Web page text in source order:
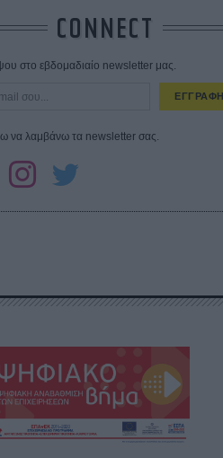
CONNECT
στο εβδομαδιαίο newsletter μας.
ΕΓΓΡΑΦΗ
να λαμβάνω τα newsletter σας.